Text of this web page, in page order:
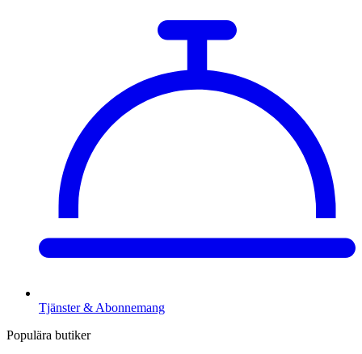
Tjänster & Abonnemang
Populära butiker